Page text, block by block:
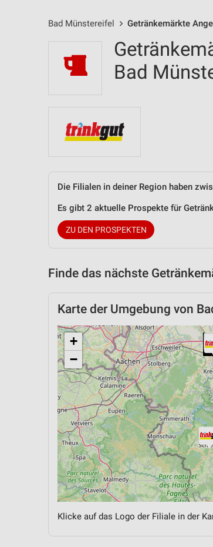
Bad Münstereifel Getränkemärkte
Bad
Die Filialen in deiner Region haben
Es gibt 2 aktuelle Prospekte für
ZU DEN PROSPEKTEN
Finde das nächste
Karte der Umgebung von
+
−
Klicke auf das Logo der Filiale in der